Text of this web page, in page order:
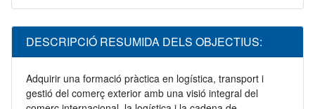
DESCRIPCIÓ RESUMIDA DELS OBJECTIUS:
Adquirir una formació pràctica en logística, transport i
gestió del comerç exterior amb una visió integral del